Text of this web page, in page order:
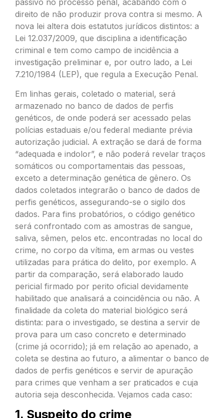
passivo no processo penal, acabando com o
direito de não produzir prova contra si mesmo. A
nova lei altera dois estatutos jurídicos distintos: a
Lei 12.037/2009, que disciplina a identificação
criminal e tem como campo de incidência a
investigação preliminar e, por outro lado, a Lei
7.210/1984 (LEP), que regula a Execução Penal.
Em linhas gerais, coletado o material, será
armazenado no banco de dados de perfis
genéticos, de onde poderá ser acessado pelas
polícias estaduais e/ou federal mediante prévia
autorização judicial. A extração se dará de forma
“adequada e indolor”, e não poderá revelar traços
somáticos ou comportamentais das pessoas,
exceto a determinação genética de gênero. Os
dados coletados integrarão o banco de dados de
perfis genéticos, assegurando-se o sigilo dos
dados. Para fins probatórios, o código genético
será confrontado com as amostras de sangue,
saliva, sêmen, pelos etc. encontradas no local do
crime, no corpo da vítima, em armas ou vestes
utilizadas para prática do delito, por exemplo. A
partir da comparação, será elaborado laudo
pericial firmado por perito oficial devidamente
habilitado que analisará a coincidência ou não. A
finalidade da coleta do material biológico será
distinta: para o investigado, se destina a servir de
prova para um caso concreto e determinado
(crime já ocorrido); já em relação ao apenado, a
coleta se destina ao futuro, a alimentar o banco de
dados de perfis genéticos e servir de apuração
para crimes que venham a ser praticados e cuja
autoria seja desconhecida. Vejamos cada caso:
1. Suspeito do crime